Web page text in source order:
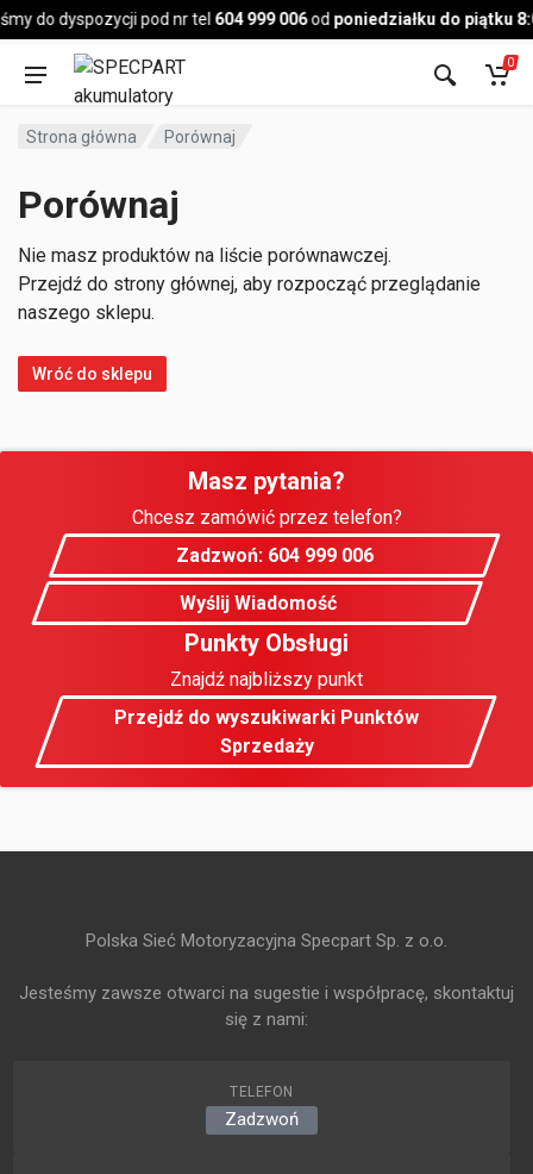
do dyspozycji pod nr tel 604 999 006od poniedziałku do piątku
Pojazd
0
Strona główna Porównaj
Porównaj
Nie masz produktów na liście porównawczej.
Przejdź do strony głównej, aby rozpocząć przeglądanie
naszego sklepu.
Wróć do sklepu
Masz pytania?
Chcesz zamówić przez telefon?
Zadzwoń: 604 999 006
Wyślij Wiadomość
Punkty Obsługi
Znajdź najbliższy punkt
Przejdź do wyszukiwarki Punktów
Sprzedaży
Polska Sieć Motoryzacyjna Specpart Sp. z o.o.
Jesteśmy zawsze otwarci na sugestie i współpracę, skontaktuj
się z nami:
TELEFON
Zadzwoń